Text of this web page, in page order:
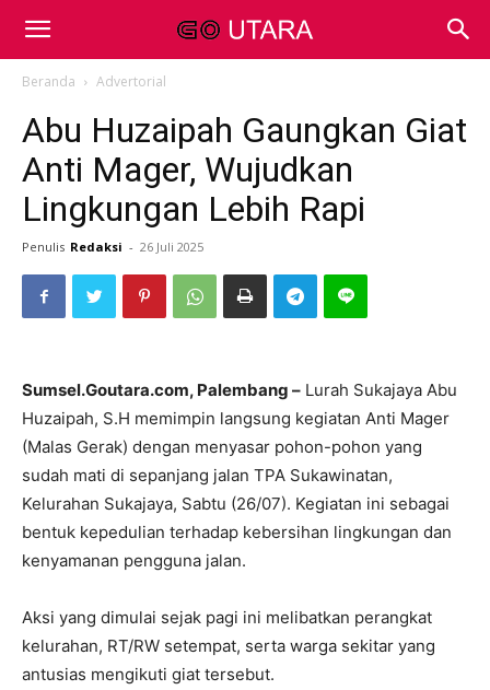
Beranda Advertorial
Abu Huzaipah Gaungkan Giat
Anti Mager, Wujudkan
Lingkungan Lebih Rapi
Penulis Redaksi - 26 Juli 2025
Sumsel.Goutara.com, Palembang – Lurah Sukajaya Abu
Huzaipah, S.H memimpin langsung kegiatan Anti Mager
(Malas Gerak) dengan menyasar pohon-pohon yang
sudah mati di sepanjang jalan TPA Sukawinatan,
Kelurahan Sukajaya, Sabtu (26/07). Kegiatan ini sebagai
bentuk kepedulian terhadap kebersihan lingkungan dan
kenyamanan pengguna jalan.
Aksi yang dimulai sejak pagi ini melibatkan perangkat
kelurahan, RT/RW setempat, serta warga sekitar yang
antusias mengikuti giat tersebut.